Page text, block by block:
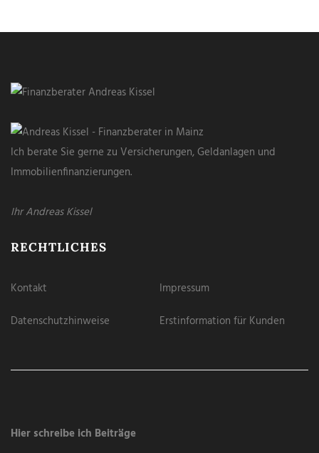
Ich berate Sie gerne zu Versicherungen, Geldanlagen und
Immobilienfinanzierungen.
Ihr Andreas Kissel
RECHTLICHES
Kontakt
Impressum
Datenschutzhinweise
Erstinformation für Kunden
Hier schreibe ich Beiträge